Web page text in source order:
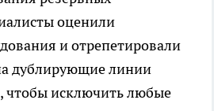
оценили
и отрепетировали
дублирующие линии
чтобы исключить любые